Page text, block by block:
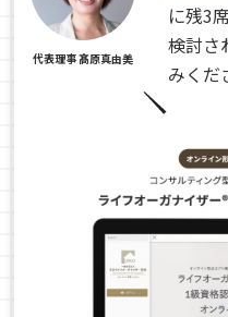
代表理事 髙原真由美
に残3
検討さ
みくだ